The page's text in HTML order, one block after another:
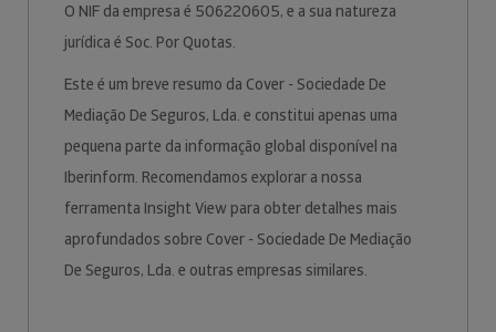
O NIF da empresa é 506220605, e a sua natureza
jurídica é Soc. Por Quotas.
Este é um breve resumo da Cover - Sociedade De
Mediação De Seguros, Lda. e constitui apenas uma
pequena parte da informação global disponível na
Iberinform. Recomendamos explorar a nossa
ferramenta Insight View para obter detalhes mais
aprofundados sobre Cover - Sociedade De Mediação
De Seguros, Lda. e outras empresas similares.